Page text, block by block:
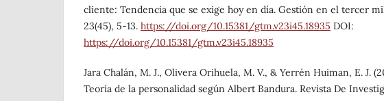
cliente: Tendencia que se exige hoy en día. Gestión en el tercer
23(45), 5-13. https://doi.org/10.15381/gtm.v23i45.18935 DOI:
https://doi.org/10.15381/gtm.v23i45.18935
Jara Chalán, M. J., Olivera Orihuela, M. V., & Yerrén Huiman, E. J.
Teoría de la personalidad según Albert Bandura. Revista De